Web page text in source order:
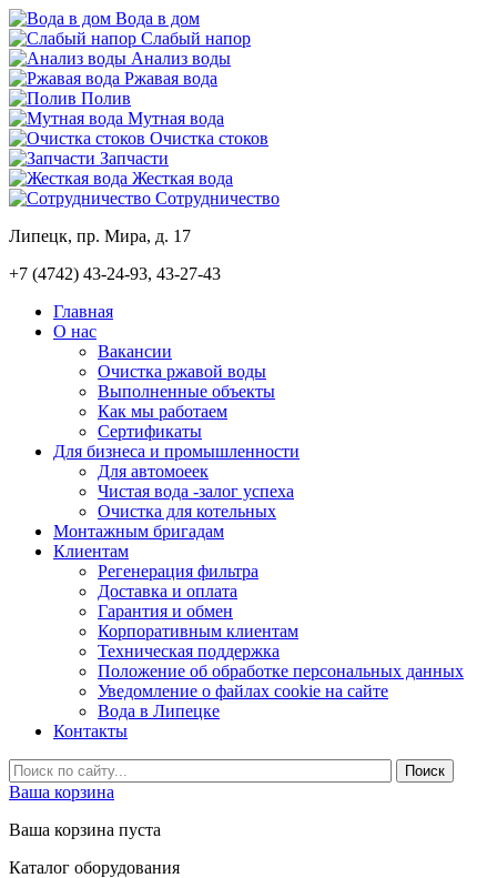
Вода в дом
Слабый напор
Анализ воды
Ржавая вода
Полив
Мутная вода
Очистка стоков
Запчасти
Жесткая вода
Сотрудничество
Липецк, пр. Мира, д. 17
+7 (4742) 43-24-93, 43-27-43
Главная
О нас
Вакансии
Очистка ржавой воды
Выполненные объекты
Как мы работаем
Сертификаты
Для бизнеса и промышленности
Для автомоеек
Чистая вода -залог успеха
Очистка для котельных
Монтажным бригадам
Клиентам
Регенерация фильтра
Доставка и оплата
Гарантия и обмен
Корпоративным клиентам
Техническая поддержка
Положение об обработке персональных данных
Уведомление о файлах cookie на сайте
Вода в Липецке
Контакты
Ваша корзина
Ваша корзина пуста
Каталог оборудования